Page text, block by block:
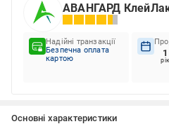
АВАНГАРД
Надійні транзакції
Безпечна оплата
картою
1
рік
Основні характеристики